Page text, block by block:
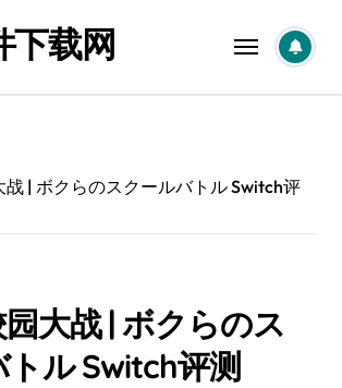
下载网
战 | ボクらのスクールバトル Switch评
大战 | ボクらのス
ル Switch评测